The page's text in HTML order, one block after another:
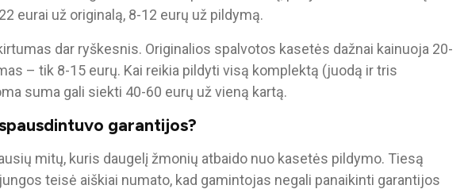
eurai už originalą, 8-12 eurų už pildymą.
dar ryškesnis. Originalios spalvotos kasetės dažnai kainuoja 20-
– tik 8-15 eurų. Kai reikia pildyti visą komplektą (juodą ir tris
suma gali siekti 40-60 eurų už vieną kartą.
garantijos?
mitų, kuris daugelį žmonių atbaido nuo kasetės pildymo. Tiesą
teisė aiškiai numato, kad gamintojas negali panaikinti garantijos